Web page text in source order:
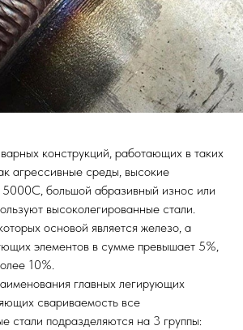
конструкций, работающих в таких
агрессивные среды, высокие
5000С, большой абразивный износ или
высоколегированные стали.
основой является железо, а
элементов в сумме превышает 5%,
10%.
главных легирующих
свариваемость все
стали подразделяются на 3 группы: